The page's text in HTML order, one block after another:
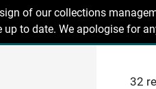
of our collections
to date. We apologise for
32